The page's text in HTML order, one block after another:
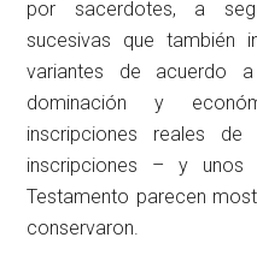
por sacerdotes, a
sucesivas que también
variantes de acuerdo
dominación y
inscripciones reales
inscripciones – y unos
Testamento parecen
conservaron.